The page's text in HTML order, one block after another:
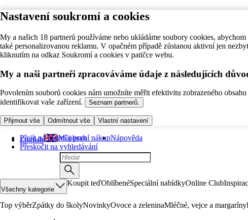
Nastavení soukromí a cookies
My a našich 18 partnerů používáme nebo ukládáme soubory cookies,
také personalizovanou reklamu. V opačném případě zůstanou aktivní jen
kliknutím na odkaz Soukromí a cookies v patičce webu.
My a naši partneři zpracováváme údaje z následujících
Povolením souborů cookies nám umožníte měřit efektivitu zobrazeného
identifikovat vaše zařízení.
Seznam partnerů.
Přijmout vše Odmítnout vše Vlastní nastavení
Přejít na hlavní obsah
Přeskočit na vyhledávání
English Můj první nákupNápověda
Všechny kategorie
Koupit teďOblíbenéSpeciální nabídkyOnline Club
Top výběrZpátky do školyNovinkyOvoce a zeleninaMléčné, vejce a margaríny